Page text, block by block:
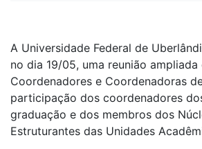
A Universidade Federal de
no dia 19/05, uma reunião ampliada
Coordenadores e Coordenadoras
participação dos coordenadores
graduação e dos membros dos
Estruturantes das Unidades